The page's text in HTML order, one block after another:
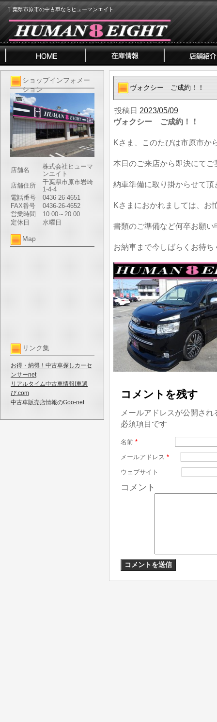
千葉県市原市の中古車ならヒューマンエイト
ショップインフォメー
ション
店舗名
株式会社ヒューマ
ンエイト
店舗住所
千葉県市原市岩崎
1-4-4
電話番号
0436-26-4651
FAX番号
0436-26-4652
営業時間
10:00～20:00
定休日
水曜日
Map
リンク集
お得・納得！中古車探しカーセ
ンサーnet
リアルタイム中古車情報!車選
び.com
中古車販売店情報のGoo-net
ヴォクシー ご成約！！
投稿日 2023/05/09
ヴォクシー ご成約！！
Kさま、このたびは市原市か
本日のご来店から即決にて
納車準備に取り掛からせて頂
Kさまにおかれましては、お
書類のご準備など何卒お願い
お納車まで今しばらくお待ち
コメントを残す
メールアドレスが公開さ
必須項目です
名前 *
メールアドレス *
ウェブサイト
コメント